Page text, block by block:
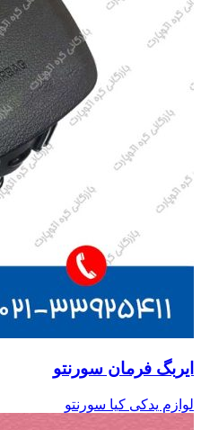
ایربگ فرمان سورنتو
لوازم یدکی کیا سورنتو